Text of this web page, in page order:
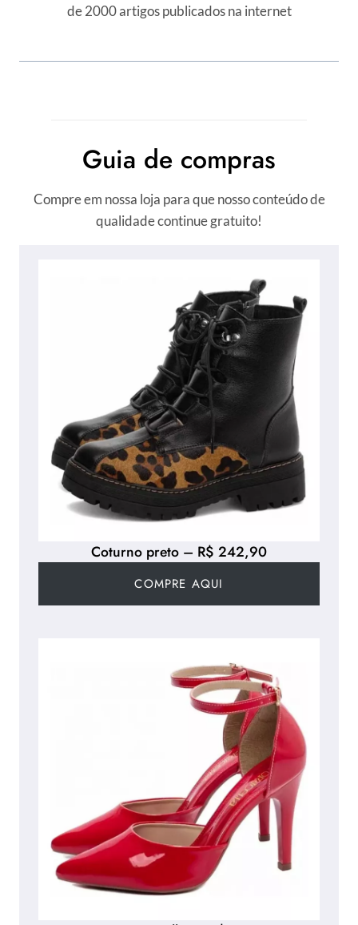
de 2000 artigos publicados na internet
Guia de compras
Compre em nossa loja para que nosso conteúdo de
qualidade continue gratuito!
Coturno preto – R$ 242,90
COMPRE AQUI